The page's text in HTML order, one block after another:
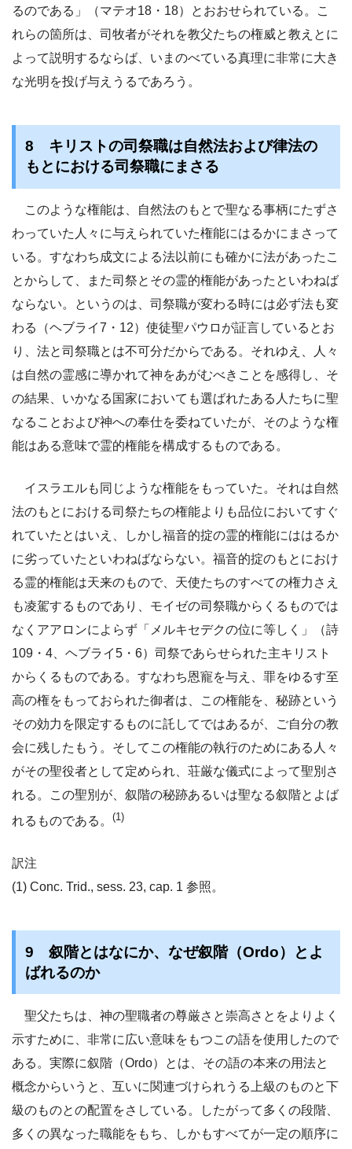
るのである」（マテオ18・18）とおおせられている。こ
れらの箇所は、司牧者がそれを教父たちの権威と教えとに
よって説明するならば、いまのべている真理に非常に大き
な光明を投げ与えうるであろう。
8 キリストの司祭職は自然法および律法の
もとにおける司祭職にまさる
このような権能は、自然法のもとで聖なる事柄にたずさ
わっていた人々に与えられていた権能にはるかにまさって
いる。すなわち成文による法以前にも確かに法があったこ
とからして、また司祭とその霊的権能があったといわねば
ならない。というのは、司祭職が変わる時には必ず法も変
わる（ヘブライ7・12）使徒聖パウロが証言しているとお
り、法と司祭職とは不可分だからである。それゆえ、人々
は自然の霊感に導かれて神をあがむべきことを感得し、そ
の結果、いかなる国家においても選ばれたある人たちに聖
なることおよび神への奉仕を委ねていたが、そのような権
能はある意味で霊的権能を構成するものである。
イスラエルも同じような権能をもっていた。それは自然
法のもとにおける司祭たちの権能よりも品位においてすぐ
れていたとはいえ、しかし福音的掟の霊的権能にははるか
に劣っていたといわねばならない。福音的掟のもとにおけ
る霊的権能は天来のもので、天使たちのすべての権力さえ
も凌駕するものであり、モイゼの司祭職からくるものでは
なくアアロンによらず「メルキセデクの位に等しく」（詩
109・4、ヘブライ5・6）司祭であらせられた主キリスト
からくるものである。すなわち恩寵を与え、罪をゆるす至
高の権をもっておられた御者は、この権能を、秘跡という
その効力を限定するものに託してではあるが、ご自分の教
会に残したもう。そしてこの権能の執行のためにある人々
がその聖役者として定められ、荘厳な儀式によって聖別さ
れる。この聖別が、叙階の秘跡あるいは聖なる叙階とよば
れるものである。 (1)
訳注
(1) Conc. Trid., sess. 23, cap. 1 参照。
9 叙階とはなにか、なぜ叙階（Ordo）とよ
ばれるのか
聖父たちは、神の聖職者の尊厳さと崇高さとをよりよく
示すために、非常に広い意味をもつこの語を使用したので
ある。実際に叙階（Ordo）とは、その語の本来の用法と
概念からいうと、互いに関連づけられうる上級のものと下
級のものとの配置をさしている。したがって多くの段階、
多くの異なった職能をもち、しかもすべてが一定の順序に